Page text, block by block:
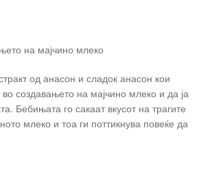
на мајчино млеко
од анасон и сладок анасон кои
создавањето на мајчино млеко и да ја
Бебињата го сакаат вкусот на трагите
млеко и тоа ги поттикнува повеќе да